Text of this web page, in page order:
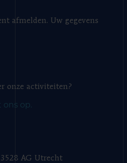
afmelden. Uw gegevens
onze activiteiten?
op.
AG Utrecht